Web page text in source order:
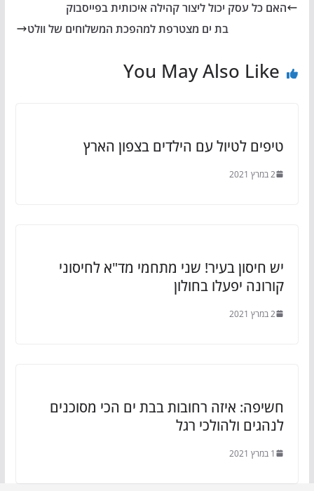
האם כל עסק יכול ליצור קהילה איכותית בפייסבוק
בת ים מצטרפת למהפכת המשלוחים של וולט
You May Also Like
טיפים לטיול עם הילדים בצפון הארץ
2 במרץ 2021
יש חיסון בעיר! שני מתחמי מד"א לחיסוני
קורונה יפעלו בחולון
2 במרץ 2021
חשיפה: איזה רחובות בבת ים הכי מסוכנים
לנהגים ולהולכי רגל
1 במרץ 2021